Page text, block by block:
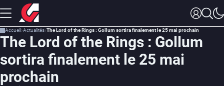
Accueil Actualités The Lord of the Rings : Gollum sortira finalement le 25 mai prochain
The Lord of the Rings : Gollum
sortira finalement le 25 mai
prochain